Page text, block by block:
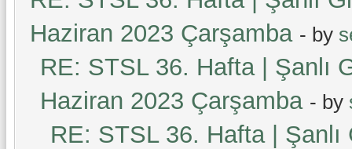
Haziran 2023 Çarşamba - by
RE: STSL 36. Hafta | Şanlı
Haziran 2023 Çarşamba - by
RE: STSL 36. Hafta |